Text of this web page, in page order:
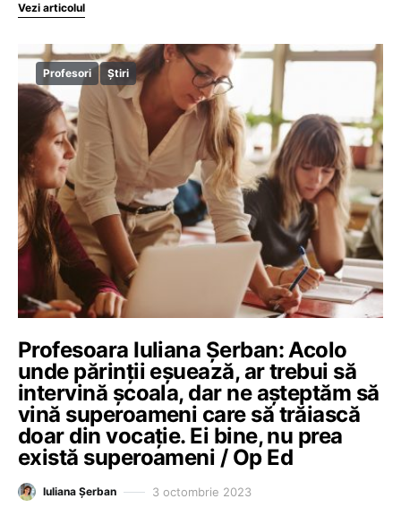
Vezi articolul
Profesori Știri
Profesoara Iuliana Șerban: Acolo
unde părinții eșuează, ar trebui să
intervină școala, dar ne așteptăm să
vină superoameni care să trăiască
doar din vocație. Ei bine, nu prea
există superoameni / Op Ed
Iuliana Șerban 3 octombrie 2023